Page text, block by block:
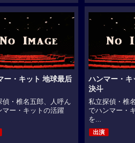
ー・キット 地球最后
偵・椎名五郎、人呼ん
マー・キットの活躍
ハンマー・キ
決斗
私立探偵・椎
でハンマー・
を...
出演